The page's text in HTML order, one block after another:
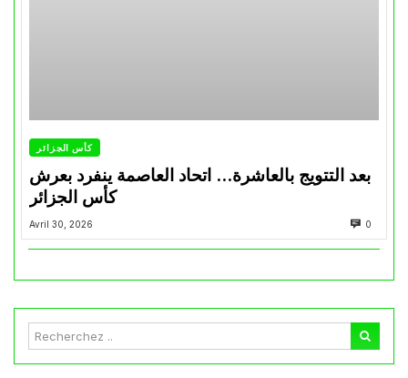
كأس الجزائر
بعد التتويج بالعاشرة… اتحاد العاصمة ينفرد بعرش
كأس الجزائر
Avril 30, 2026 0